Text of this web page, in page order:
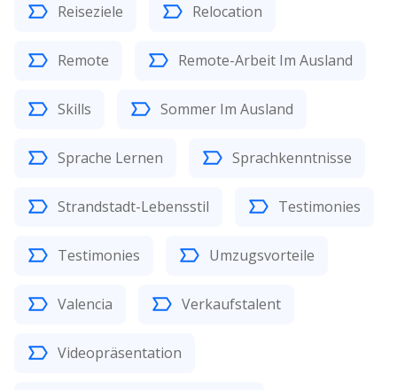
Reiseziele Relocation
Remote Remote-Arbeit Im Ausland
Skills Sommer Im Ausland
Sprache Lernen Sprachkenntnisse
Strandstadt-Lebensstil Testimonies
Testimonies Umzugsvorteile
Valencia Verkaufstalent
Videopräsentation